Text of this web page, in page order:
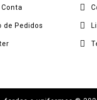
de Pedidos